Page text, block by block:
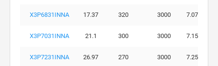
X3P6831INNA 17.37 320 3000 7.07
X3P7031INNA 21.1 300 3000 7.15
X3P7231INNA 26.97 270 3000 7.25